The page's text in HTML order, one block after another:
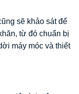
sẽ khảo sát để
từ đó chuẩn bị
máy móc và thiết